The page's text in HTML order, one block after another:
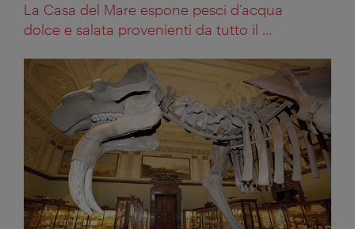
La Casa del Mare espone pesci d’acqua
dolce e salata provenienti da tutto il ...